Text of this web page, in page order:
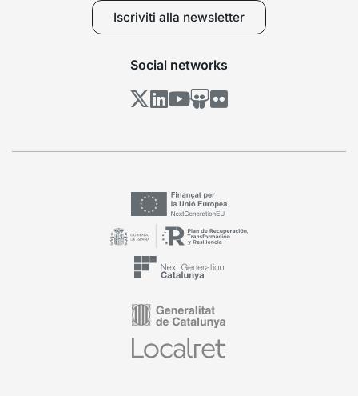
Iscriviti alla newsletter
Social networks